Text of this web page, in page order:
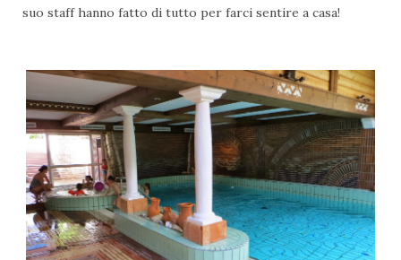
suo staff hanno fatto di tutto per farci sentire a casa!